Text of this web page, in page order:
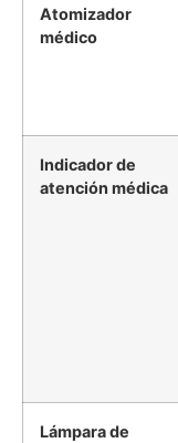
Atomizador
médico
Indicador de
atención médica
Lámpara de